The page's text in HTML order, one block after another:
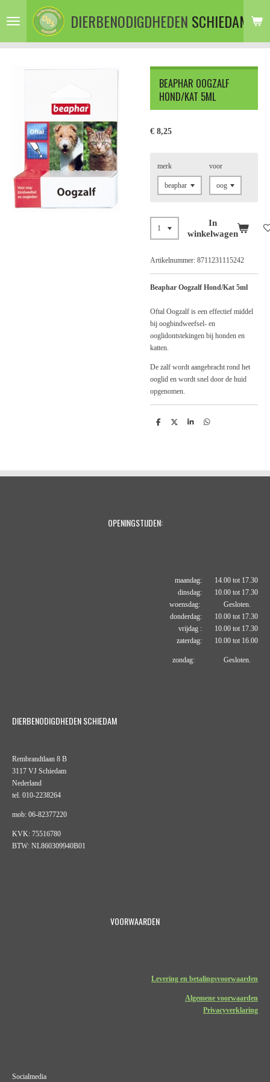
direct
de
DIERBENODIGDHEDEN SCHIEDAM
BEAPHAR OOGZALF
HOND/KAT 5ML
€ 8,25
merk voor
In
winkelwagen
Artikelnummer: 8711231115242
Beaphar Oogzalf Hond/Kat 5ml
Oftal Oogzalf is een effectief middel
bij oogbindweefsel- en
ooglidontstekingen bij honden en
katten.
De zalf wordt aangebracht rond het
ooglid en wordt snel door de huid
opgenomen.
D
D
S
D
OPENINGSTIJDEN:
maandag: 14.00 tot 17.30
dinsdag: 10.00 tot 17.30
woensdag: Gesloten.
donderdag: 10.00 tot 17.30
vrijdag : 10.00 tot 17.30
zaterdag: 10.00 tot 16.00
zondag: Gesloten.
DIERBENODIGDHEDEN SCHIEDAM
Rembrandtlaan 8 B
3117 VJ Schiedam
Nederland
tel. 010-2238264
mob: 06-82377220
KVK: 75516780
BTW: NL860309940B01
VOORWAARDEN
Levering en betalingsvoorwaarden
Algemene voorwaarden
Privacyverklaring
Socialmedia